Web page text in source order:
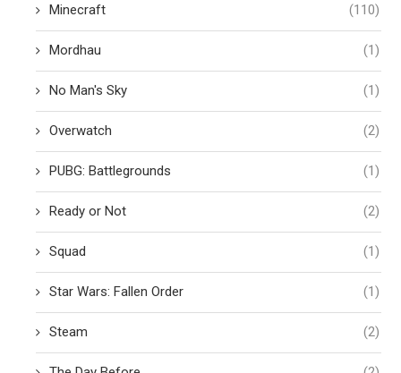
Minecraft (110)
Mordhau (1)
No Man's Sky (1)
Overwatch (2)
PUBG: Battlegrounds (1)
Ready or Not (2)
Squad (1)
Star Wars: Fallen Order (1)
Steam (2)